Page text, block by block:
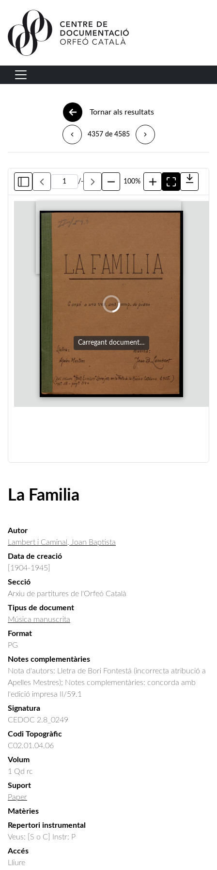
Vés al contingut
Navegació principal
Tornar als resultats
4357 de 4585
/- 100%
Carregant document…
La Familia
Autor
Lambert i Caminal, Joan Baptista
Data de creació
[1904-1945]
Secció
Arxiu de partitures de l'Orfeó Català
Tipus de document
Música manuscrita
Format
PG
Notes complementàries
Nota d'autors: Lletra de Bori Fontestá (incorrecta atribució a
Apelles Mestres); Notes complementàries: concorda amb
l'edició impresa II/59.1
Signatura
CEDOC 2.8_0249
Codi Topogràfic
C02.01.04.06
Volum
1 Qd rc
Suport
Paper
Matèries
Repertori instrumental
Veus: [S o C] Instr: P
Accés
Lliure